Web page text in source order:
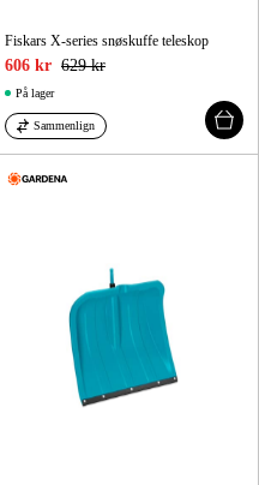
Fiskars X-series snøskuffe teleskop
606 kr 629 kr
På lager
Sammenlign